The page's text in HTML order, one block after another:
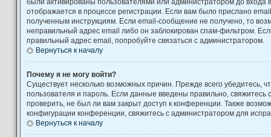
отображается в процессе регистрации. Если вам было прислано
полученным инструкциям. Если email-сообщение не получено, то
неправильный адрес email либо он заблокирован спам-фильтром.
правильный адрес email, попробуйте связаться с администратором.
Вернуться к началу
Почему я не могу войти?
Существует несколько возможных причин. Прежде всего убедитесь,
пользователя и пароль. Если данные введены правильно, свяжитесь
проверить, не был ли вам закрыт доступ к конференции. Также
конфигурации конференции, свяжитесь с администратором для
Вернуться к началу